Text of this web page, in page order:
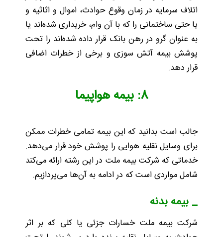
اتلاف سرمایه در زمان وقوع حوادث، اموال و اثاثیه و
یا حتی ساختمانی را که با آن وام، خریداری شده‌اند یا
به عنوان گرو در رهن بانک قرار داده شده‌اند را تحت
پوشش بیمه آتش سوزی و برخی از خطرات اضافی
قرار دهد.
8: بیمه هواپیما
جالب است بدانید که این بیمه تمامی خطرات ممکن
برای وسایل نقلیه هوایی را پوشش خود قرار می‌دهد.
خدماتی که شرکت بیمه ملت در این رشته ارائه می‌کند
شامل مواردی است که در ادامه به آن‌ها می‌پردازیم.
_ بیمه بدنه
شرکت بیمه ملت خسارات جزئی یا کلی که بر اثر